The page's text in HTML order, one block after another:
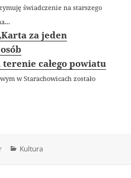
świadczenie na starszego
za jeden
całego powiatu
w Starachowicach zostało
Kategorie
Kultura